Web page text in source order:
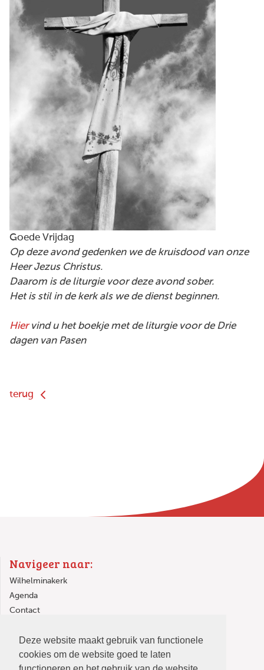
Deze website maakt gebruik van functionele
cookies om de website goed te laten
Goede Vrijdag
Op deze avond gedenken we de kruisdood van onze
Heer Jezus Christus.
Daarom is de liturgie voor deze avond sober.
Het is stil in de kerk als we de dienst beginnen.
Hiervind u het boekje met de liturgie voor de Drie
dagen van Pasen
terug
Navigeer naar:
Wilhelminakerk
Agenda
Contact
In de Wilhelminakerk